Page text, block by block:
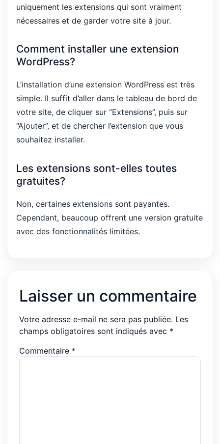
uniquement les extensions qui sont vraiment
nécessaires et de garder votre site à jour.
Comment installer une extension
WordPress?
L’installation d’une extension WordPress est très
simple. Il suffit d’aller dans le tableau de bord de
votre site, de cliquer sur “Extensions”, puis sur
“Ajouter”, et de chercher l’extension que vous
souhaitez installer.
Les extensions sont-elles toutes
gratuites?
Non, certaines extensions sont payantes.
Cependant, beaucoup offrent une version gratuite
avec des fonctionnalités limitées.
Laisser un commentaire
Votre adresse e-mail ne sera pas publiée. Les
champs obligatoires sont indiqués avec *
Commentaire *